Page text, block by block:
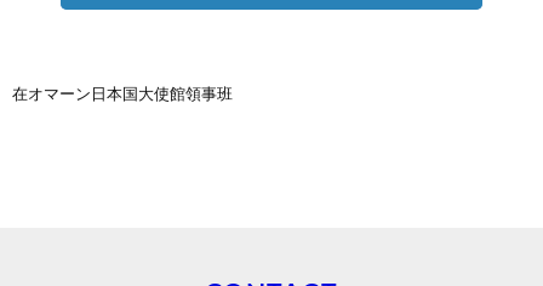
在オマーン日本国大使館領事班